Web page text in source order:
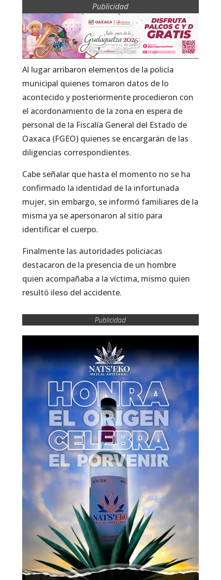
Publicidad
Al lugar arribaron elementos de la policía
municipal quienes tomaron datos de lo
acontecido y posteriormente procedieron con
el acordonamiento de la zona en espera de
personal de la Fiscalía General del Estado de
Oaxaca (FGEO) quienes se encargarán de las
diligencias correspondientes.
Cabe señalar que hasta el momento no se ha
confirmado la identidad de la infortunada
mujer, sin embargo, se informó familiares de la
misma ya se apersonaron al sitio para
identificar el cuerpo.
Finalmente las autoridades policiacas
destacaron de la presencia de un hombre
quien acompañaba a la víctima, mismo quien
resultó ileso del accidente.
Publicidad